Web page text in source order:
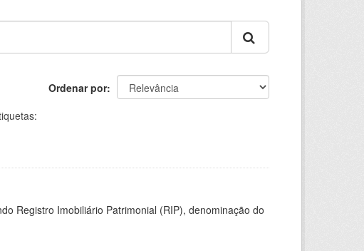
Ordenar por
Registro Imobiliário Patrimonial (RIP), denominação do